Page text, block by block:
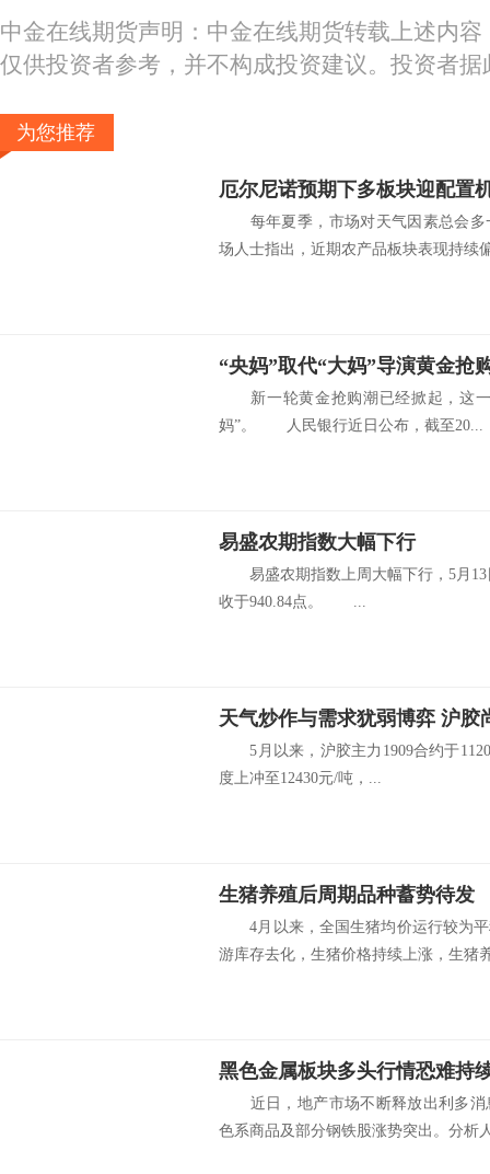
中金在线期货声明：中金在线期货转载上述内
仅供投资者参考，并不构成投资建议。投资者
为您推荐
厄尔尼诺预期下多板块迎配置
每年夏季，市场对天气因素总会多
场人士指出，近期农产品板块表现持续
“央妈”取代“大妈”导演黄金抢
新一轮黄金抢购潮已经掀起，这一
妈”。 人民银行近日公布，截至20...
易盛农期指数大幅下行
易盛农期指数上周大幅下行，5月13
收于940.84点。 ...
天气炒作与需求犹弱博弈 沪胶
5月以来，沪胶主力1909合约于
度上冲至12430元/吨，...
生猪养殖后周期品种蓄势待发
4月以来，全国生猪均价运行较为平
游库存去化，生猪价格持续上涨，生猪
黑色金属板块多头行情恐难持
近日，地产市场不断释放出利多消
色系商品及部分钢铁股涨势突出。分析